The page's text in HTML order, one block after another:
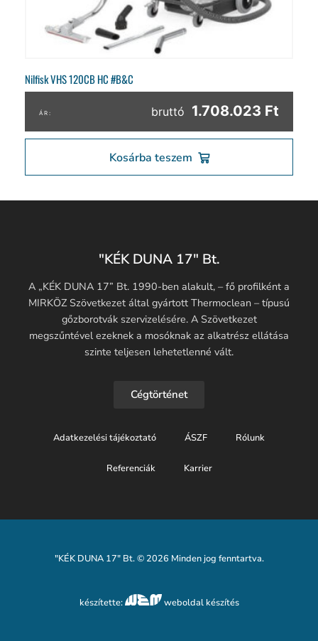
Nilfisk VHS 120CB HC #B&C
bruttó 1.708.023 Ft
Kosárba teszem
"KÉK DUNA 17" Bt.
A „KÉK DUNA 17” Bt. 1990-ben alakult, – fő profilként a
MIRKÖZ Szövetkezet által gyártott Thermoclean – típusú
gőzborotvák szervizelésére. A Szövetkezet
megszűntével ezeknek a mosóknak az alkatrész ellátása
szinte teljesen lehetetlenné vált.
Cégtörténet
Adatkezelési tájékoztató ÁSZF Rólunk
Referenciák Karrier
"KÉK DUNA 17" Bt. © 2026 Minden jog fenntartva.
készítette: weboldal készítés